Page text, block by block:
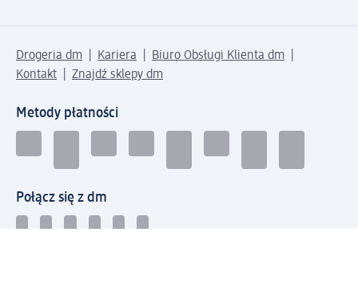
Drogeria dm Kariera
Biuro Obsługi Klienta dm
Kontakt
Znajdź sklepy dm
Metody płatności
Połącz się z dm